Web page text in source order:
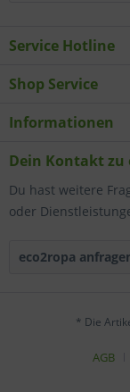
Service Hotline
Shop Service
Informationen
Dein Kontakt zu
Du hast weitere
oder
eco2ropa
* Die
AGB